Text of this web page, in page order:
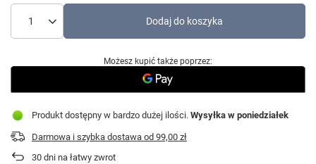
Dodaj do koszyka
Możesz kupić także poprzez:
Produkt dostępny w bardzo dużej ilości Wysyłka w poniedziałek
Darmowa i szybka dostawa od 99,00 zł
30 dni na łatwy zwrot